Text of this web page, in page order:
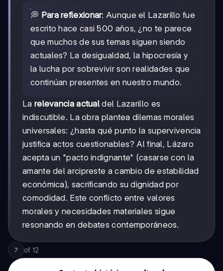
💭 Para reflexionar: Aunque el Lazarillo fue
escrito hace casi 500 años, ¿no te parece
que muchos de sus temas siguen siendo
actuales? La desigualdad, la hipocresía y
la lucha por sobrevivir son realidades que
continúan presentes en nuestro mundo.
La relevancia actual del Lazarillo es
indiscutible. La obra plantea dilemas morales
universales: ¿hasta qué punto la supervivencia
justifica actos cuestionables? Al final, Lázaro
acepta un "pacto indignante" (casarse con la
amante del arcipreste a cambio de estabilidad
económica), sacrificando su dignidad por
comodidad. Este conflicto entre valores
morales y necesidades materiales sigue
resonando en debates contemporáneos.
7 of 12